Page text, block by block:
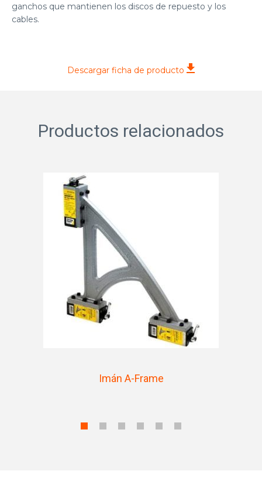
ganchos que mantienen los discos de repuesto y los
cables.
Descargar ficha de producto
Productos relacionados
Imán A-Frame